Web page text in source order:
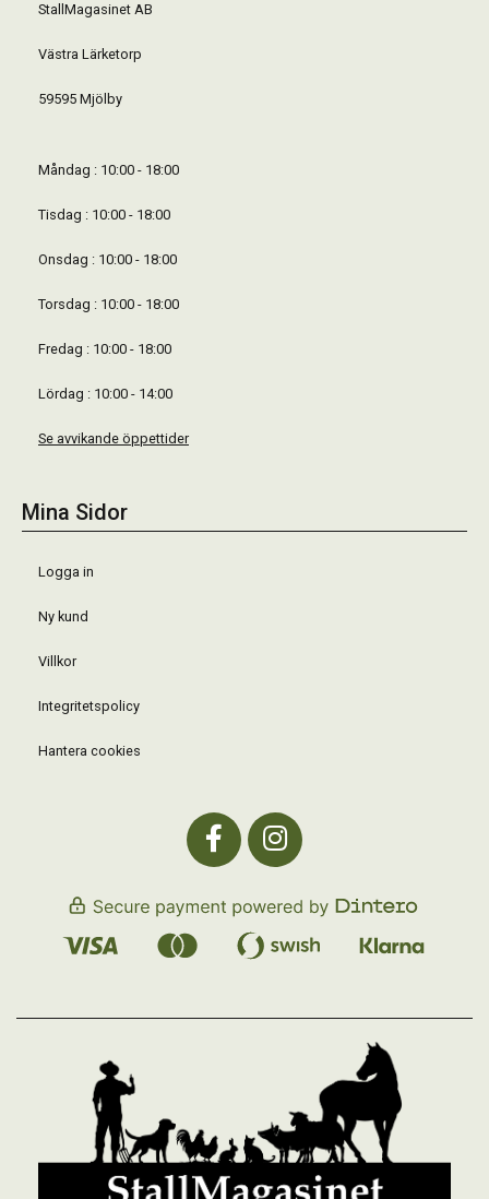
StallMagasinet AB
Västra Lärketorp
59595 Mjölby
Måndag : 10:00 - 18:00
Tisdag : 10:00 - 18:00
Onsdag : 10:00 - 18:00
Torsdag : 10:00 - 18:00
Fredag : 10:00 - 18:00
Lördag : 10:00 - 14:00
Se avvikande öppettider
Mina Sidor
Logga in
Ny kund
Villkor
Integritetspolicy
Hantera cookies